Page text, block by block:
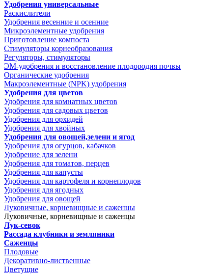
Удобрения универсальные
Раскислители
Удобрения весенние и осенние
Микроэлементные удобрения
Приготовление компоста
Стимуляторы корнеобразования
Регуляторы, стимуляторы
ЭМ-удобрения и восстановление плодородия почвы
Органические удобрения
Макроэлементные (NPK) удобрения
Удобрения для цветов
Удобрения для комнатных цветов
Удобрения для садовых цветов
Удобрения для орхидей
Удобрения для хвойных
Удобрения для овощей,зелени и ягод
Удобрения для огурцов, кабачков
Удобрение для зелени
Удобрения для томатов, перцев
Удобрения для капусты
Удобрения для картофеля и корнеплодов
Удобрения для ягодных
Удобрения для овощей
Луковичные, корневищные и саженцы
Луковичные, корневищные и саженцы
Лук-севок
Рассада клубники и земляники
Саженцы
Плодовые
Декоративно-лиственные
Цветущие